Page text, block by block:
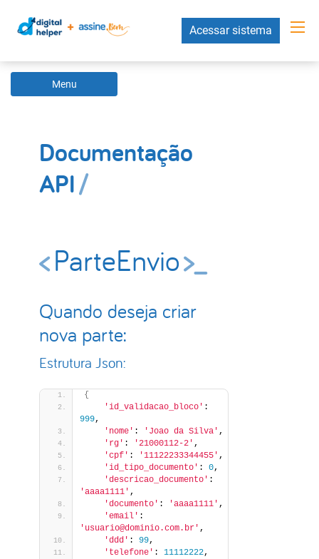
Acessar sistema
Menu
Documentação
API
ParteEnvio
Quando deseja criar
nova parte:
Estrutura Json:
{
'id_validacao_bloco'
999,
'nome' : 'Joao da Silva' ,
'rg' : '21000112-2' ,
'cpf' : '11122233344455' ,
'id_tipo_documento' : 0,
'descricao_documento'
'aaaa1111' ,
'documento' : 'aaaa1111' ,
'email'
'usuario@dominio.com.br' ,
'ddd' : 99,
'telefone' : 11112222,